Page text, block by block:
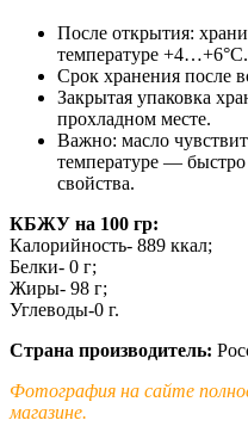
После открытия:
температуре +4…+6°C.
Срок хранения после
Закрытая упаковка
прохладном месте.
Важно: масло
температуре — быстро
свойства.
КБЖУ на 100 гр:
Калорийность- 889 ккал;
Белки- 0 г;
Жиры- 98 г;
Углеводы-0 г.
Страна производитель:
Фотография на сайте
магазине.